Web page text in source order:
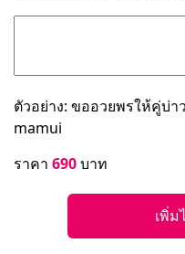
ตัวอย่าง: ขออวยพรให้คู่บ่
mamui
ราคา 690บาท
เพิ่ม